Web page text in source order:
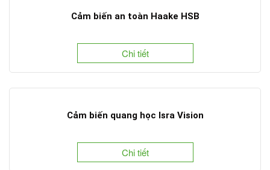
Cảm biến an toàn Haake HSB
Chi tiết
Cảm biến quang học Isra Vision
Chi tiết